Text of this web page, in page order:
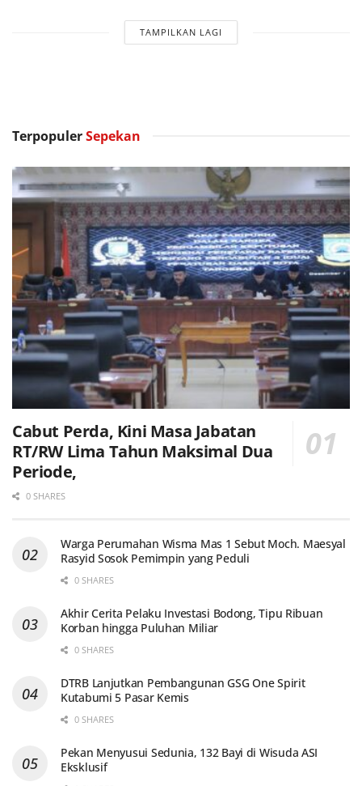
TAMPILKAN LAGI
TerpopulerSepekan
Cabut Perda, Kini Masa Jabatan
RT/RW Lima Tahun Maksimal Dua
Periode,
0 SHARES
Warga Perumahan Wisma Mas 1 Sebut Moch. Maesyal
Rasyid Sosok Pemimpin yang Peduli
0 SHARES
Akhir Cerita Pelaku Investasi Bodong, Tipu Ribuan
Korban hingga Puluhan Miliar
0 SHARES
DTRB Lanjutkan Pembangunan GSG One Spirit
Kutabumi 5 Pasar Kemis
0 SHARES
Pekan Menyusui Sedunia, 132 Bayi di Wisuda ASI
Eksklusif